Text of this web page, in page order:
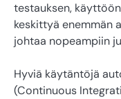
testauksen,
keskittyä enemmän
johtaa nopeampiin
Hyviä käytäntöjä
(Continuous